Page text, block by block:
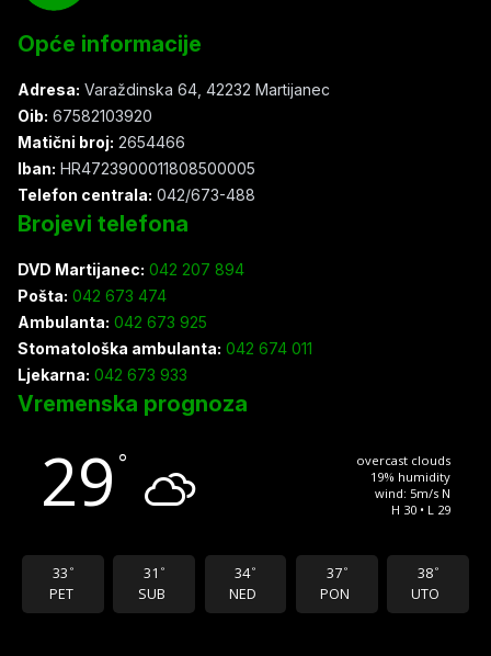
Opće informacije
Adresa: Varaždinska 64, 42232 Martijanec
Oib: 67582103920
Matični broj: 2654466
Iban: HR4723900011808500005
Telefon centrala: 042/673-488
Brojevi telefona
DVD Martijanec: 042 207 894
Pošta: 042 673 474
Ambulanta: 042 673 925
Stomatološka ambulanta: 042 674 011
Ljekarna: 042 673 933
Vremenska prognoza
29 °
overcast clouds
19% humidity
wind: 5m/s N
H 30 • L 29
33 °
PET
31 °
SUB
34 °
NED
37 °
PON
38 °
UTO